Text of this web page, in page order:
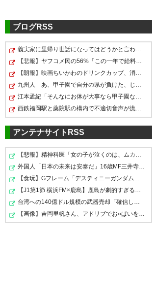
ブログRSS
義実家に里帰り世話になってはどうかと言われてかなり悩…
【悲報】ヤフコメ民の56%「この一年で給料が下がった」←…
【朗報】映画ちいかわのドリンクカップ、消臭ビーズを入…
九州人「あ、甲子園で自分の県が負けた、じゃあ他の九州…
江本孟紀「そんなにお体が大事なら甲子園なんてやめちゃ…
西鉄福岡駅と薬院駅の構内で不適切音声が流れ被害届を検…
アンテナサイトRSS
【悲報】精神科医「女の子が泣くのは、ムカつきすぎてど…
外国人「日本の未来は安泰だ」16歳MF三井寺眞、衝撃ゴー…
【食玩】Gフレーム「デスティニーガンダム」8月下旬受注…
【J1第1節 横浜FM×鹿島】鹿島が劇的すぎる逆転勝利で国立…
台湾への140億ドル規模の武器売却「確信している」 …米共…
【画像】吉岡里帆さん、アドリブでお○ぱいを自ら触らせて…